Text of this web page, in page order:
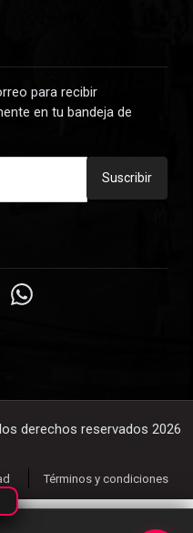
para recibir
en tu bandeja de
Suscribir
derechos reservados 2026
Términos y condiciones